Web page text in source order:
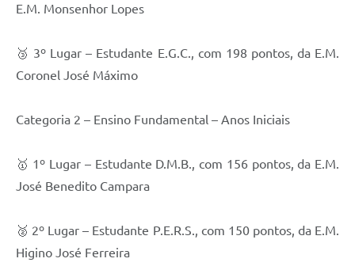
E.M. Monsenhor Lopes
🥉 3º Lugar – Estudante E.G.C., com 198 pontos, da E.M.
Coronel José Máximo
Categoria 2 – Ensino Fundamental – Anos Iniciais
🥇 1º Lugar – Estudante D.M.B., com 156 pontos, da E.M.
José Benedito Campara
🥈 2º Lugar – Estudante P.E.R.S., com 150 pontos, da E.M.
Higino José Ferreira